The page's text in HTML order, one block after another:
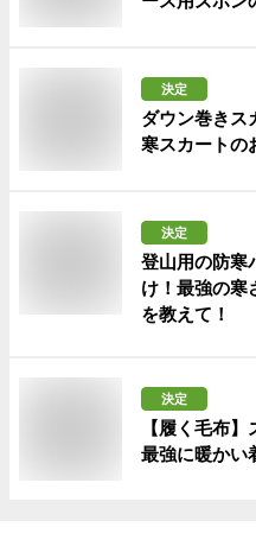
決定
ダウン巻きス
寒スカートの
決定
登山用の防寒
け！最強の寒
を教えて！
決定
【履く毛布
最強に暖かい